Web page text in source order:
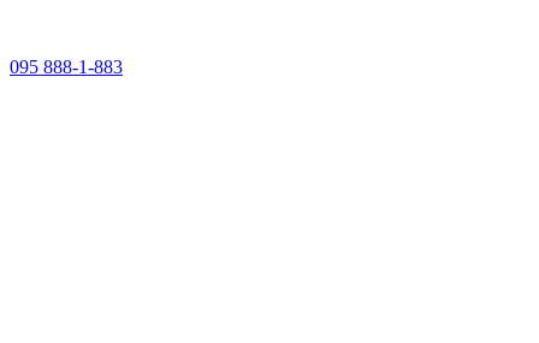
095 888-1-883